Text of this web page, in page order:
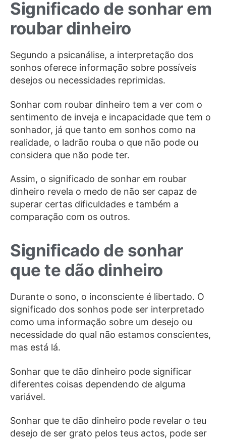
Significado de sonhar em
roubar dinheiro
Segundo a psicanálise, a interpretação dos
sonhos oferece informação sobre possíveis
desejos ou necessidades reprimidas.
Sonhar com roubar dinheiro tem a ver com o
sentimento de inveja e incapacidade que tem o
sonhador, já que tanto em sonhos como na
realidade, o ladrão rouba o que não pode ou
considera que não pode ter.
Assim, o significado de sonhar em roubar
dinheiro revela o medo de não ser capaz de
superar certas dificuldades e também a
comparação com os outros.
Significado de sonhar
que te dão dinheiro
Durante o sono, o inconsciente é libertado. O
significado dos sonhos pode ser interpretado
como uma informação sobre um desejo ou
necessidade do qual não estamos conscientes,
mas está lá.
Sonhar que te dão dinheiro pode significar
diferentes coisas dependendo de alguma
variável.
Sonhar que te dão dinheiro pode revelar o teu
desejo de ser grato pelos teus actos, pode ser